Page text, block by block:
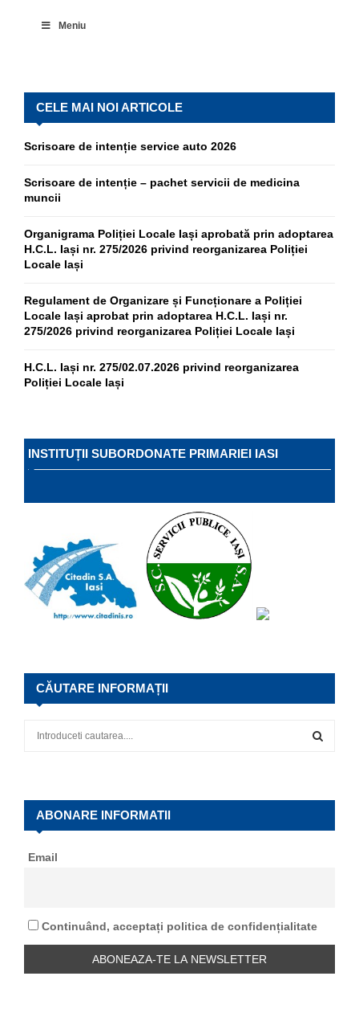
Meniu
CELE MAI NOI ARTICOLE
Scrisoare de intenție service auto 2026
Scrisoare de intenție – pachet servicii de medicina
muncii
Organigrama Poliției Locale Iași aprobată prin adoptarea
H.C.L. Iași nr. 275/2026 privind reorganizarea Poliției
Locale Iași
Regulament de Organizare și Funcționare a Poliției
Locale Iași aprobat prin adoptarea H.C.L. Iași nr.
275/2026 privind reorganizarea Poliției Locale Iași
H.C.L. Iași nr. 275/02.07.2026 privind reorganizarea
Poliției Locale Iași
INSTITUȚII SUBORDONATE PRIMARIEI IASI
CĂUTARE INFORMAȚII
f
E
A
H
ABONARE INFORMATII
Email
Continuând, acceptați politica de confidențialitate